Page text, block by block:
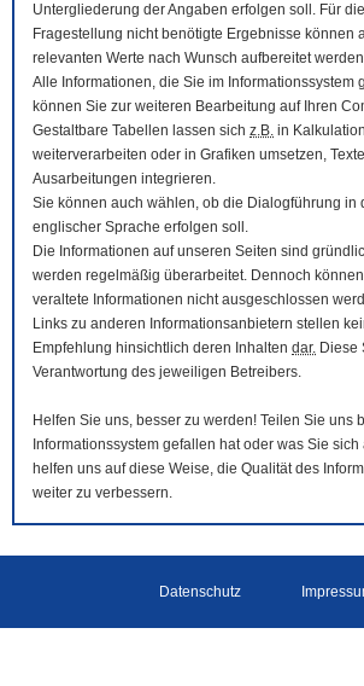
Untergliederung der Angaben erfolgen soll. Für
Fragestellung nicht benötigte Ergebnisse können
relevanten Werte nach Wunsch aufbereitet
Alle Informationen, die Sie im Informationssystem
können Sie zur weiteren Bearbeitung auf Ihren
Gestaltbare Tabellen lassen sich z.B. in
weiterverarbeiten oder in Grafiken umsetzen,
Ausarbeitungen integrieren.
Sie können auch wählen, ob die Dialogführung in
englischer Sprache erfolgen soll.
Die Informationen auf unseren Seiten sind
werden regelmäßig überarbeitet. Dennoch
veraltete Informationen nicht ausgeschlossen
Links zu anderen Informationsanbietern stellen
Empfehlung hinsichtlich deren Inhalten dar. Diese
Verantwortung des jeweiligen Betreibers.
Helfen Sie uns, besser zu werden! Teilen Sie uns
Informationssystem gefallen hat oder was Sie
helfen uns auf diese Weise, die Qualität des
weiter zu verbessern.
Datenschutz